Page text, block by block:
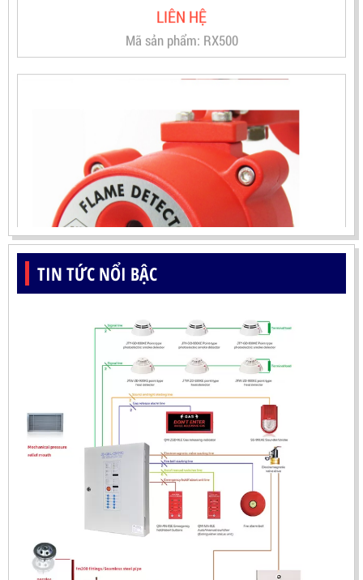
Mã sản phẩm: RX500
ĐẦU BÁO LỬA UV-IR CHỐNG NỔ-UX150 KOREA
LIÊN HỆ
Mã sản phẩm: UX150
TIN TỨC NỔI BẬC